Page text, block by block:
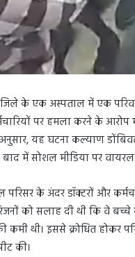
जिले के एक अस्पताल में एक
पर हमला करने के आरोप
यह घटना कल्याण
में सोशल मीडिया पर
परिसर के अंदर डॉक्टरों और
को सलाह दी थी कि वे बच्चे
थी। इससे क्रोधित होकर
की।